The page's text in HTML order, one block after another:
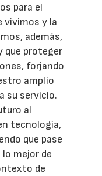
para el
vivimos y la
además,
que proteger
forjando
amplio
su servicio.
al
tecnología,
que pase
mejor de
de